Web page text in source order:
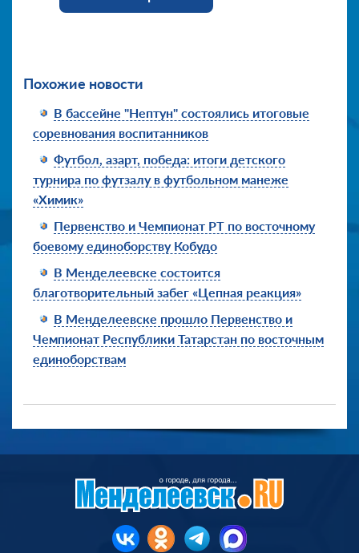
Похожие новости
В бассейне "Нептун" состоялись итоговые
соревнования воспитанников
Футбол, азарт, победа: итоги детского
турнира по футзалу в футбольном манеже
«Химик»
Первенство и Чемпионат РТ по восточному
боевому единоборству Кобудо
В Менделеевске состоится
благотворительный забег «Цепная реакция»
В Менделеевске прошло Первенство и
Чемпионат Республики Татарстан по восточным
единоборствам